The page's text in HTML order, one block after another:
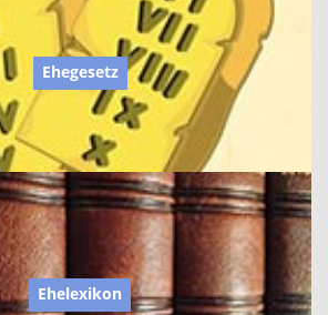
Ehegesetz
Ehelexikon